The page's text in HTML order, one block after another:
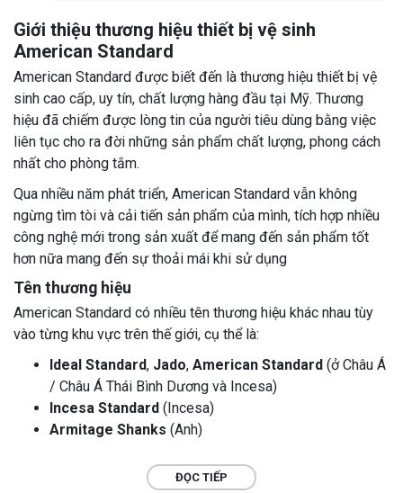
Giới thiệu thương hiệu thiết bị vệ sinh
American Standard
American Standard được biết đến là thương hiệu thiết bị vệ
sinh cao cấp, uy tín, chất lượng hàng đầu tại Mỹ. Thương
hiệu đã chiếm được lòng tin của người tiêu dùng bằng việc
liên tục cho ra đời những sản phẩm chất lượng, phong cách
nhất cho phòng tắm.
Qua nhiều năm phát triển, American Standard vẫn không
ngừng tìm tòi và cải tiến sản phẩm của mình, tích hợp nhiều
công nghệ mới trong sản xuất để mang đến sản phẩm tốt
hơn nữa mang đến sự thoải mái khi sử dụng
Tên thương hiệu
American Standard có nhiều tên thương hiệu khác nhau tùy
vào từng khu vực trên thế giới, cụ thể là:
Ideal Standard, Jado, American Standard (ở Châu Á
/ Châu Á Thái Bình Dương và Incesa)
Incesa Standard (Incesa)
Armitage Shanks (Anh)
(Pháp, Incesa)ĐỌC TIẾP